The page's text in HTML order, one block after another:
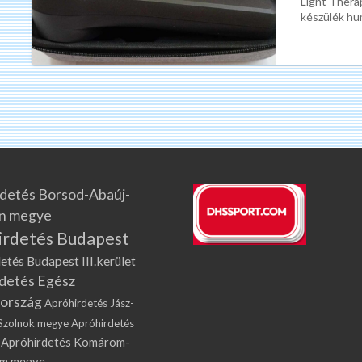
Gyógylézer
–
1760
mw-
os.
Nem
szórt.
készülék
Borsod-Abaúj-
megye
Budapest
Budapest III.kerület
Egész
Apróhirdetés Jász-
megyeApróhirdetés
Apróhirdetés Komárom-